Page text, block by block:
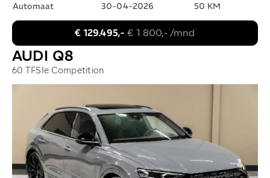
Automaat 30-04-2026 50 KM
€ 129.495,-€ 1.800,- /mnd
AUDI Q8
60 TFSIe Competition